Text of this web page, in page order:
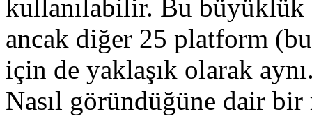
kullanılabilir. Bu
ancak diğer 25 platform
için de yaklaşık olarak
Nasıl göründüğüne dair bir